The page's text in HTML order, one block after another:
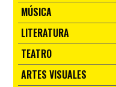
MÚSICA
LITERATURA
TEATRO
ARTES VISUALES